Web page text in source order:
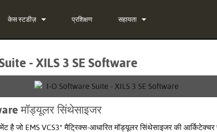
केस स्टडीज़ प्रशिक्षण सहायता
24/7 सहायता केंद्र
सॉफ्टवेयर
डाउनलोड
- XILS 3 SE Software
मॉड्यूलर सिंथेसाइजर
है जो EMS VCS3* मैट्रिक्स-आधारित मॉड्यूलर सिंथेसाइजर की